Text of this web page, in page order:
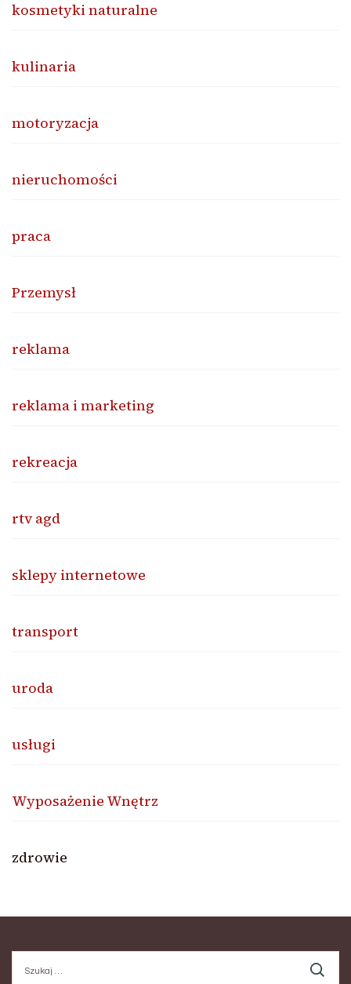
kosmetyki naturalne
kulinaria
motoryzacja
nieruchomości
praca
Przemysł
reklama
reklama i marketing
rekreacja
rtv agd
sklepy internetowe
transport
uroda
usługi
Wyposażenie Wnętrz
zdrowie